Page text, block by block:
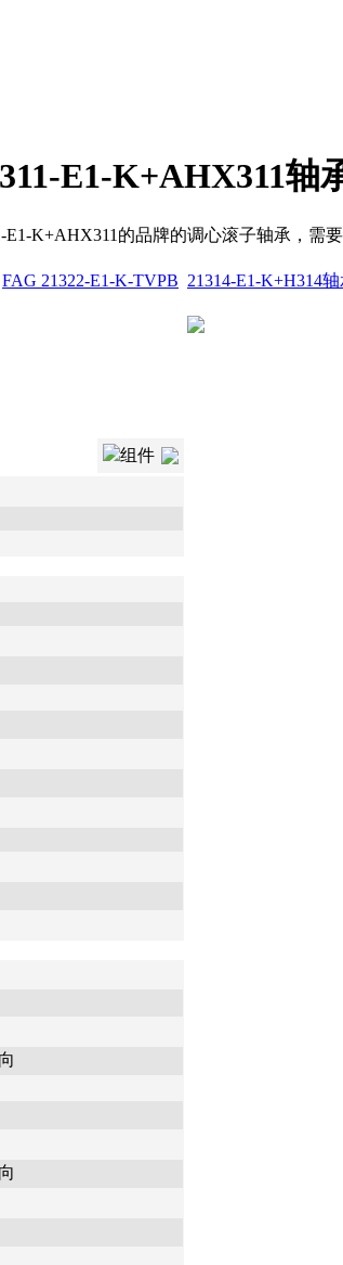
E1-K+AHX311轴
K+AHX311的品牌的调心滚子轴承，需
FAG 21322-E1-K-TVPB 21314-E1-K+H314轴
组件